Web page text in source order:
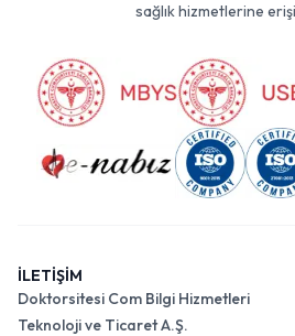
sağlık hizmetlerine
İLETİŞİM
Doktorsitesi Com Bilgi Hizmetleri
Teknoloji ve Ticaret A.Ş.